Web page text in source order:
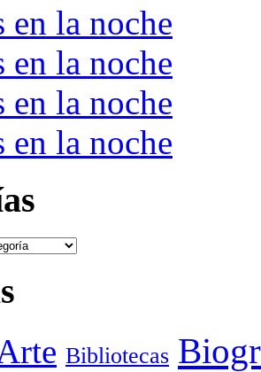
en la noche
en la noche
en la noche
en la noche
Bibliotecas